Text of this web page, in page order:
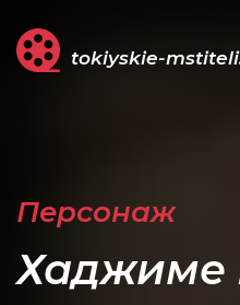
tokiyskie-
Персонаж
Хаджиме